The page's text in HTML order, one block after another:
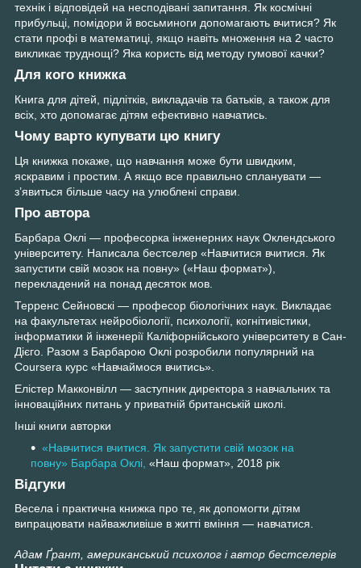
технік і відповідей на несподівані запитання. Як космічні
прибульці, помідори й восьминоги допомагають вчитися? Як
стати профі в математиці, якщо навіть множення на 2 часто
викликає труднощі? Яка користь від методу гумової качки?
Для кого книжка
Книга для дітей, підлітків, викладачів та батьків, а також для
всіх, хто допомагає дітям ефективно навчатись.
Чому варто купувати цю книгу
Ця книжка покаже, що навчання може бути швидким,
яскравим і простим. А якщо все правильно спланувати —
з’явиться більше часу на улюблені справи.
Про автора
Барбара Оклі — професорка інженерних наук Оклендського
університету. Написала бестселер «Навчитися вчитися. Як
запустити свій мозок на повну» («Наш формат»),
перекладений на понад десяток мов.
Терренс Сейновскі — професор біологічних наук. Викладає
на факультетах нейробіології, психології, когнітивістики,
інформатики й інженерії Каліфорнійського університету в Сан-
Дієго. Разом з Барбарою Оклі розробили популярний на
Coursera курс «Навчаймося вчитись».
Елістер Макконвілл — заступник директора з навчальних та
інноваційних питань у приватній британській школі.
Інші книги авторки
«Навчитися вчитися. Як запустити свій мозок на
повну» Барбара Оклі, «Наш формат», 2018 рік
Відгуки
Весела і практична книжка про те, як допомогти дітям
випрацювати найважливіше в житті вміння — навчатися.
Адам Ґрант, американський психолог і автор бестселерів